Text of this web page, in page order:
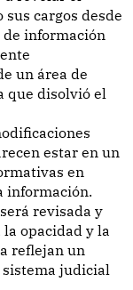
cargos desde
información
un área de
que disolvió el
estar en un
en
información.
revisada y
opacidad y la
reflejan un
judicial